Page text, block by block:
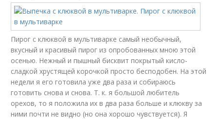
Пирог с клюквой в мультиварке самый необычный,
вкусный и красивый пирог из опробованных мною этой
осенью. Нежный и пышный бисквит покрытый кисло-
сладкой хрустящей корочкой просто бесподобен. На этой
недели я его готовила уже два раза и собираюсь
готовить снова и снова. Т. к. я большой любитель
орехов, то я положила их в два раза больше и клюкву за
ними почти не видно (но она хорошо чувствуется). Я